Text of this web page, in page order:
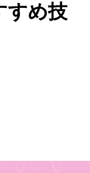
すめ技